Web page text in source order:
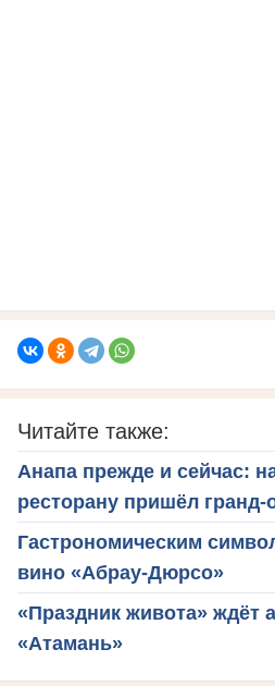
Читайте также:
Анапа прежде и сейчас:
ресторану пришёл гранд-
Гастрономическим
вино «Абрау-Дюрсо»
«Праздник живота» ждёт
«Атамань»